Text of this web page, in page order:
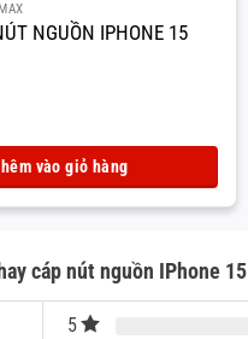
NGUỒN IPHONE 15
vào giỏ hàng
cáp nút nguồn IPhone 15
5